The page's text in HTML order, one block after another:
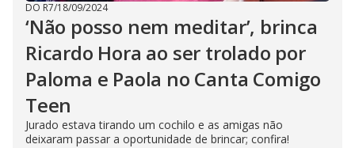
DO R7/18/09/2024
‘Não posso nem meditar’, brinca
Ricardo Hora ao ser trolado por
Paloma e Paola no Canta Comigo
Teen
Jurado estava tirando um cochilo e as amigas não
deixaram passar a oportunidade de brincar; confira!